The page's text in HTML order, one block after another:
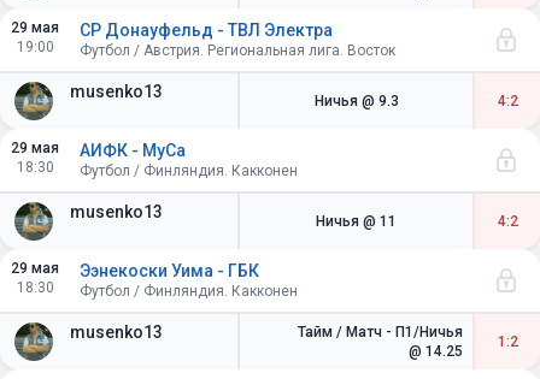
29 мая
19:00
musenko13
СР Донауфельд - ТВЛ Электра
Футбол / Австрия. Региональная лига. Восток
Ничья @ 9.3 4:2
29 мая
18:30
musenko13
АИФК - МуСа
Футбол / Финляндия. Какконен
Ничья @ 11 4:2
29 мая
18:30
musenko13
Ээнекоски Уима - ГБК
Футбол / Финляндия. Какконен
Тайм / Матч - П1/Ничья
@ 14.25
1:2